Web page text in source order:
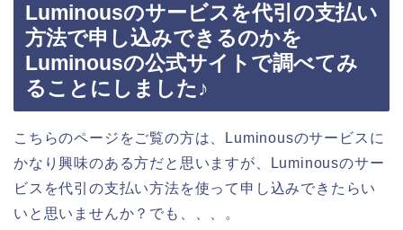
Luminousのサービスを代引の支払い
方法で申し込みできるのかを
Luminousの公式サイトで調べてみ
ることにしました♪
こちらのページをご覧の方は、Luminousのサービスに
かなり興味のある方だと思いますが、Luminousのサー
ビスを代引の支払い方法を使って申し込みできたらい
いと思いませんか？でも、、、。